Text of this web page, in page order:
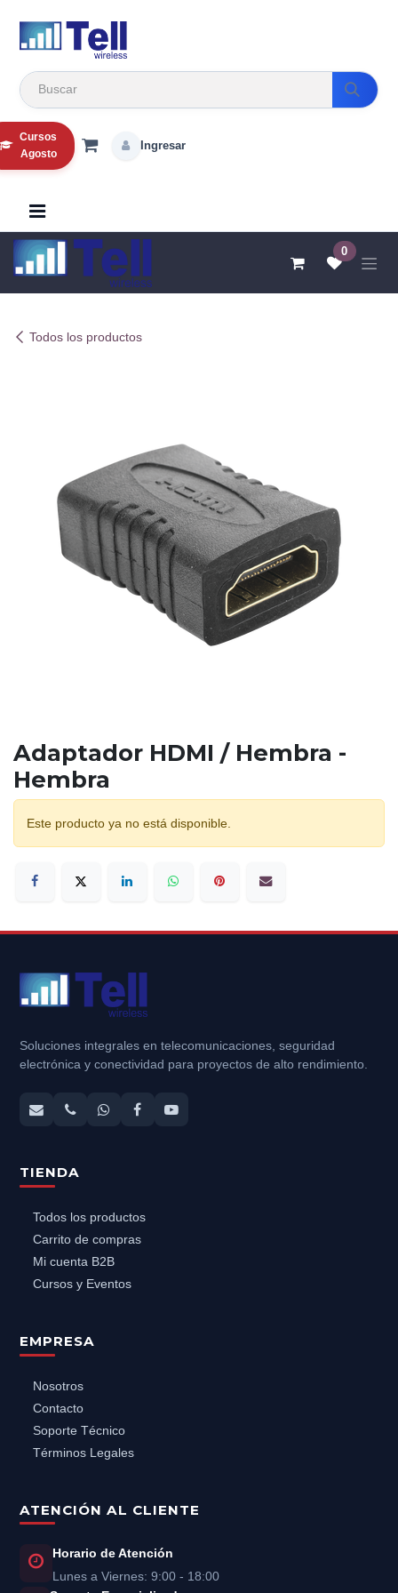
Cursos
Agosto
Ingresar
0
Todos los productos
Adaptador HDMI / Hembra -
Hembra
Este producto ya no está disponible.
Soluciones integrales en telecomunicaciones, seguridad
electrónica y conectividad para proyectos de alto rendimiento.
TIENDA
Todos los productos
Carrito de compras
Mi cuenta B2B
Cursos y Eventos
EMPRESA
Nosotros
Contacto
Soporte Técnico
Términos Legales
ATENCIÓN AL CLIENTE
Horario de Atención
Lunes a Viernes: 9:00 - 18:00